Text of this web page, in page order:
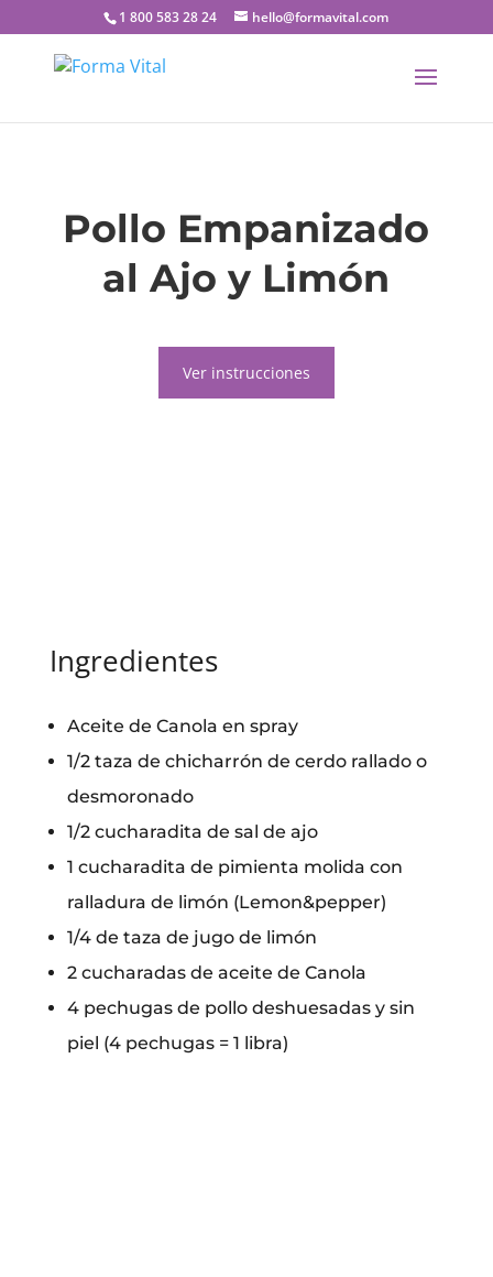
1 800 583 28 24 hello@formavital.com
Pollo Empanizado
al Ajo y Limón
Ver instrucciones
Ingredientes
Aceite de Canola en spray
1/2 taza de chicharrón de cerdo rallado o
desmoronado
1/2 cucharadita de sal de ajo
1 cucharadita de pimienta molida con
ralladura de limón (Lemon&pepper)
1/4 de taza de jugo de limón
2 cucharadas de aceite de Canola
4 pechugas de pollo deshuesadas y sin
piel (4 pechugas = 1 libra)